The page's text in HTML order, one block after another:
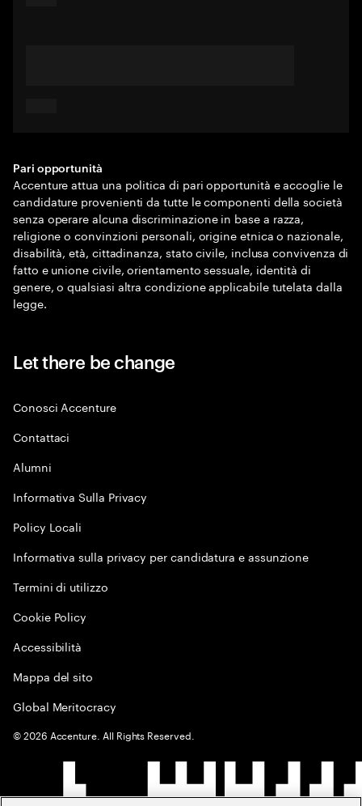
Pari opportunità
Accenture attua una politica di pari opportunità e accoglie le
candidature provenienti da tutte le componenti della società
senza operare alcuna discriminazione in base a razza,
religione o convinzioni personali, origine etnica o nazionale,
disabilità, età, cittadinanza, stato civile, inclusa convivenza di
fatto e unione civile, orientamento sessuale, identità di
genere, o qualsiasi altra condizione applicabile tutelata dalla
legge.
Let there be change
Conosci Accenture
Contattaci
Alumni
Informativa Sulla Privacy
Policy Locali
Informativa sulla privacy per candidatura e assunzione
Termini di utilizzo
Cookie Policy
Accessibilità
Mappa del sito
Global Meritocracy
©2026 Accenture. All Rights Reserved.